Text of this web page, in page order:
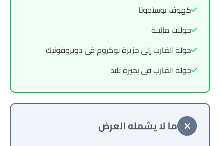
كهوف بوستجونا
جولات مائيـة
جولة القارب إلى جزيرة لوكروم فى دوبروفونيك
جولة القارب فى بحيرة بليد
ما لا يشمله العرض